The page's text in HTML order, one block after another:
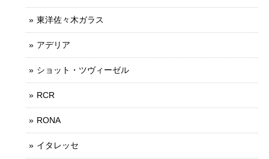
東洋佐々木ガラス
アデリア
ショット・ツヴィーゼル
RCR
RONA
イタレッセ